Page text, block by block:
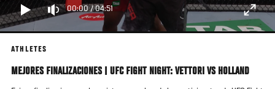
00:00/04:51
ATHLETES
MEJORES FINALIZACIONES | UFC FIGHT NIGHT: VETTORI VS HOLLAND